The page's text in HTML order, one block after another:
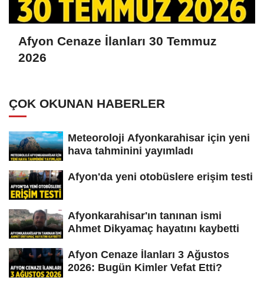
Afyon Cenaze İlanları 30 Temmuz
2026
ÇOK OKUNAN HABERLER
Meteoroloji Afyonkarahisar için yeni
hava tahminini yayımladı
Afyon'da yeni otobüslere erişim testi
Afyonkarahisar'ın tanınan ismi
Ahmet Dikyamaç hayatını kaybetti
Afyon Cenaze İlanları 3 Ağustos
2026: Bugün Kimler Vefat Etti?